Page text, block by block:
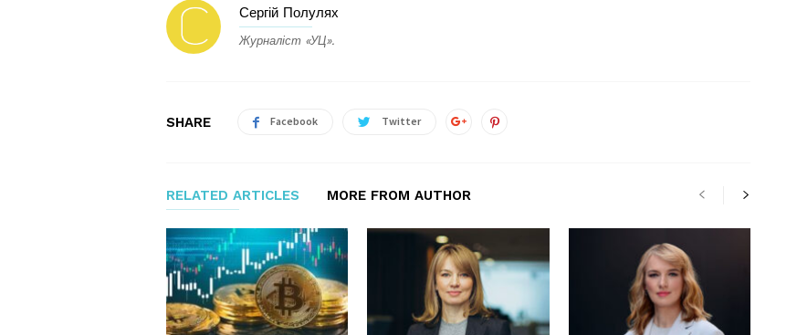
Сергій Полулях
Журналіст «УЦ».
SHARE Facebook Twitter
RELATED ARTICLES MORE FROM AUTHOR